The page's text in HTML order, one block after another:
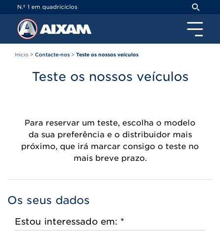
N.º 1 em quadriciclos
Início > Contacte-nos > Teste os nossos veículos
Teste os nossos veículos
Para reservar um teste, escolha o modelo
da sua preferência e o distribuidor mais
próximo, que irá marcar consigo o teste no
mais breve prazo.
Os seus dados
Estou interessado em: *
Painel de Gerenciamento de Cookies